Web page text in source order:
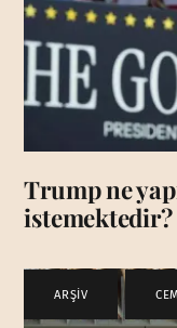
Trump ne
istemektedir?
ARŞİV